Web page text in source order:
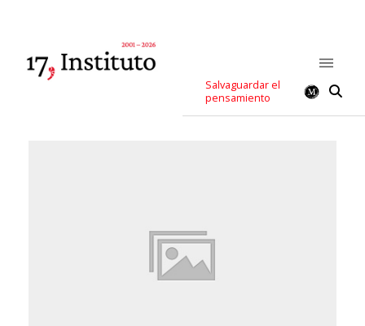
Salvaguardar el
pensamiento